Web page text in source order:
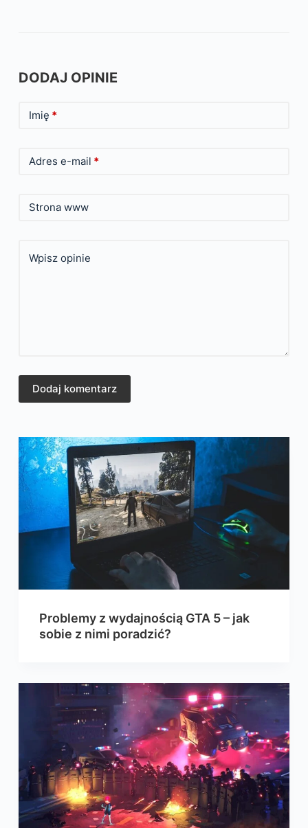
DODAJ OPINIE
Imię *
Adres e-mail *
Strona www
Wpisz opinie
Dodaj komentarz
Problemy z wydajnością GTA 5 – jak
sobie z nimi poradzić?